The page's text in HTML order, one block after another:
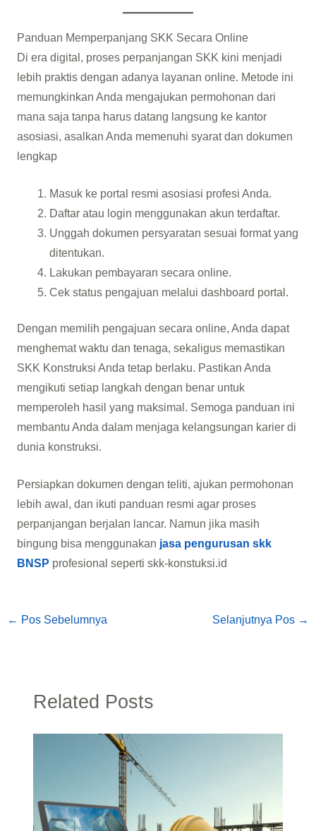
Panduan Memperpanjang SKK Secara Online
Di era digital, proses perpanjangan SKK kini menjadi
lebih praktis dengan adanya layanan online. Metode ini
memungkinkan Anda mengajukan permohonan dari
mana saja tanpa harus datang langsung ke kantor
asosiasi, asalkan Anda memenuhi syarat dan dokumen
lengkap
Masuk ke portal resmi asosiasi profesi Anda.
Daftar atau login menggunakan akun terdaftar.
Unggah dokumen persyaratan sesuai format yang
ditentukan.
Lakukan pembayaran secara online.
Cek status pengajuan melalui dashboard portal.
Dengan memilih pengajuan secara online, Anda dapat
menghemat waktu dan tenaga, sekaligus memastikan
SKK Konstruksi Anda tetap berlaku. Pastikan Anda
mengikuti setiap langkah dengan benar untuk
memperoleh hasil yang maksimal. Semoga panduan ini
membantu Anda dalam menjaga kelangsungan karier di
dunia konstruksi.
Persiapkan dokumen dengan teliti, ajukan permohonan
lebih awal, dan ikuti panduan resmi agar proses
perpanjangan berjalan lancar. Namun jika masih
bingung bisa menggunakan jasa pengurusan skk
BNSP profesional seperti skk-konstuksi.id
← Pos Sebelumnya Selanjutnya Pos →
Related Posts